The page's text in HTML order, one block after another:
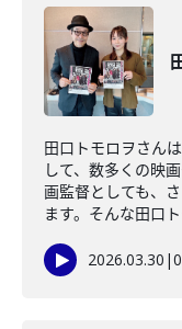
田口トモロヲさん
して、数多くの映
画監督としても、
ます。そんな田口
2026.03.30 |